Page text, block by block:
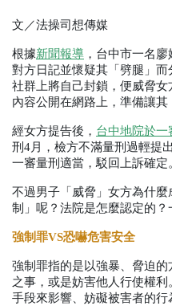
文／法操司想傳媒
根據新聞報導 ，台中市一名
對方日記並懷疑其「劈腿」
社群上將自己封鎖，便威脅
內容公開在網路上，準備讓其
經女方提告後， 台中地院於一
刑4月，檢方不滿量刑過輕提
一審量刑適當，駁回上訴確定
不過男子「威脅」女方為什
制」呢？法院是怎麼認定的？
強制罪VS恐嚇危害安全
強制罪指的是以強暴、脅迫
之事，或是妨害他人行使權
手段來影響、妨礙被害者的